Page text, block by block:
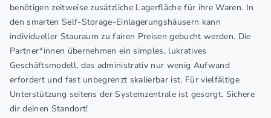
benötigen zeitweise zusätzliche Lagerfläche für ihre Waren. In
den smarten Self-Storage-Einlagerungshäusern kann
individueller Stauraum zu fairen Preisen gebucht werden. Die
Partner*innen übernehmen ein simples, lukratives
Geschäftsmodell, das administrativ nur wenig Aufwand
erfordert und fast unbegrenzt skalierbar ist. Für vielfältige
Unterstützung seitens der Systemzentrale ist gesorgt. Sichere
dir deinen Standort!